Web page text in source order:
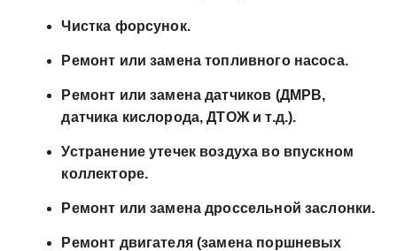
Чистка форсунок.
Ремонт или замена топливного насоса.
Ремонт или замена датчиков (ДМРВ,
датчика кислорода, ДТОЖ и т.д.).
Устранение утечек воздуха во впускном
коллекторе.
Ремонт или замена дроссельной заслонки.
Ремонт двигателя (замена поршневых